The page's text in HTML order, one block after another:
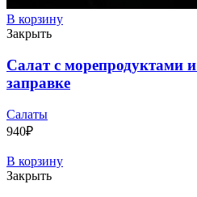
В корзину
Закрыть
Салат с морепродуктами
заправке
Салаты
940₽
В корзину
Закрыть